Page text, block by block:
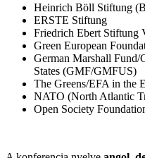
Heinrich Böll Stiftung
ERSTE Stiftung
Friedrich Ebert Stiftung
Green European
German Marshall Fund/
States (GMF/GMFUS)
The Greens/EFA in the
NATO (North Atlantic
Open Society